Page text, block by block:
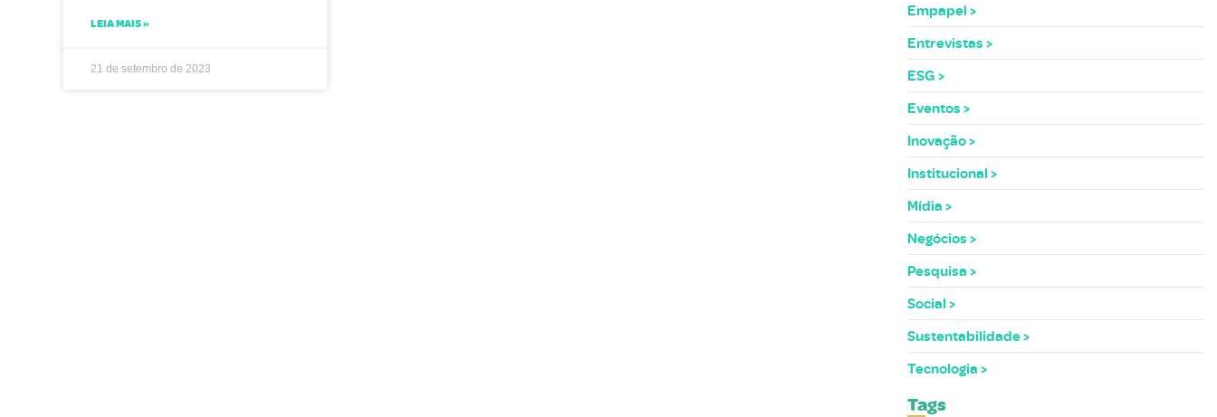
LEIA MAIS »
21 de setembro de 2023
Empapel
Entrevistas
ESG
Eventos
Inovação
Institucional
Mídia
Negócios
Pesquisa
Social
Sustentabilidade
Tecnologia
Tags